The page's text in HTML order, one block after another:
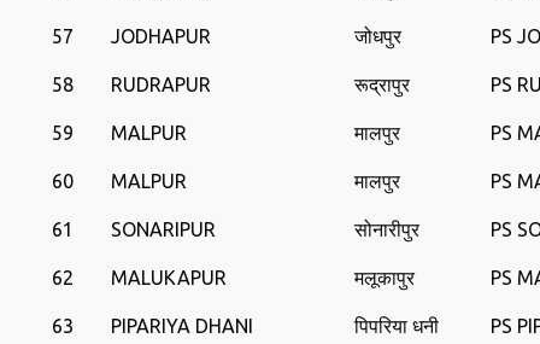
57 JODHAPUR जोधपुर PS
58 RUDRAPUR रूद्रापुर PS
59 MALPUR मालपुर PS
60 MALPUR मालपुर PS
61 SONARIPUR सोनारीपुर PS
62 MALUKAPUR मलूकापुर PS
63 PIPARIYA DHANI पिपरिया धनी PS